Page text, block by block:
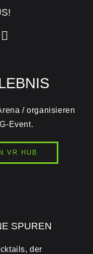
/ organisieren
Event.
VR HUB
SPUREN
der